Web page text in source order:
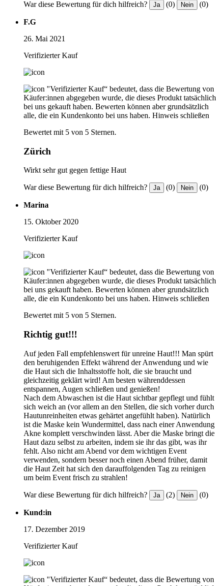
War diese Bewertung für dich hilfreich? Ja (0) Nein (0)
F.G
26. Mai 2021
Verifizierter Kauf
"Verifizierter Kauf“ bedeutet, dass die Bewertung von
Käufer:innen abgegeben wurde, die dieses Produkt tatsächlich
bei uns gekauft haben. Bewerten können aber grundsätzlich
alle, die ein Kundenkonto bei uns haben. Hinweis schließen
Bewertet mit 5 von 5 Sternen.
Zürich
Wirkt sehr gut gegen fettige Haut
War diese Bewertung für dich hilfreich? Ja (0) Nein (0)
Marina
15. Oktober 2020
Verifizierter Kauf
"Verifizierter Kauf“ bedeutet, dass die Bewertung von
Käufer:innen abgegeben wurde, die dieses Produkt tatsächlich
bei uns gekauft haben. Bewerten können aber grundsätzlich
alle, die ein Kundenkonto bei uns haben. Hinweis schließen
Bewertet mit 5 von 5 Sternen.
Richtig gut!!!
Auf jeden Fall empfehlenswert für unreine Haut!!! Man spürt
den beruhigenden Effekt während der Anwendung und wie
die Haut sich die Inhaltsstoffe holt, die sie braucht und
gleichzeitig geklärt wird! Am besten währenddessen
entspannen, Augen schließen und genießen!
Nach dem Abwaschen ist die Haut sichtbar gepflegt und fühlt
sich weich an (vor allem an den Stellen, die sich vorher durch
Hautunreinheiten etwas gehärtet angefühlt haben). Natürlich
ist die Maske kein Wundermittel, dass nach einer Anwendung
Akne komplett verschwinden lässt. Aber die Maske bringt die
Haut dazu selbst zu arbeiten, indem sie ihr das gibt, was ihr
fehlt. Also nicht am Abend vor dem wichtigen Event
verwenden, sondern besser noch einen Abend früher, damit
die Haut Zeit hat sich den darauffolgenden Tag zu reinigen
um beim Event frisch zu strahlen!
War diese Bewertung für dich hilfreich? Ja (2) Nein (0)
Kund:in
17. Dezember 2019
Verifizierter Kauf
"Verifizierter Kauf“ bedeutet, dass die Bewertung von